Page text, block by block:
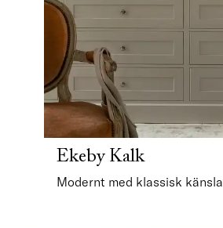
Ekeby Kalk
Modernt med klassisk känsla